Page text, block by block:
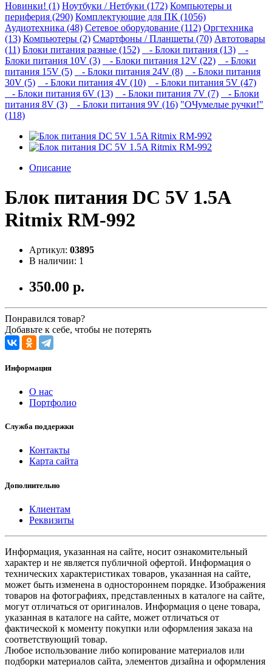
Новинки! (1) Ноутбуки / Нетбуки (172) Компьютеры и
периферия (290) Комплектующие для ПК (1056)
Аудиотехника (48) Сетевое оборудование (112) Оргтехника
(13) Компьютеры (2) Смартфоны / Планшеты (70) Автотовары
(11) Блоки питания разные (152) - Блоки питания (13)
-
Блоки питания 10V (3)
- Блоки питания 12V (22)
- Блоки
питания 15V (5)
- Блоки питания 24V (8)
- Блоки питания
30V (5)
- Блоки питания 4V (10)
- Блоки питания 5V (47)
- Блоки питания 6V (13)
- Блоки питания 7V (7)
- Блоки
питания 8V (3)
- Блоки питания 9V (16) "ОЧумелые ручки!"
(118)
Описание
Блок питания DC 5V 1.5A
Ritmix RM-992
Артикул: 03895
В наличии: 1
350.00 р.
Понравился товар?
Добавьте к себе, чтобы не потерять
Информация
О нас
Портфолио
Служба поддержки
Контакты
Карта сайта
Дополнительно
Клиентам
Реквизиты
Информация, указанная на сайте, носит ознакомительный
характер и не является публичной офертой. Информация о
технических характеристиках товаров, указанная на сайте,
может быть изменена в одностороннем порядке. Изображения
товаров на фотографиях, представленных в каталоге на сайте,
могут отличаться от оригиналов. Информация о цене товара,
указанная в каталоге на сайте, может отличаться от
фактической к моменту покупки или оформления заказа на
соответствующий товар.
Любое использование либо копирование материалов или
подборки материалов сайта, элементов дизайна и оформления